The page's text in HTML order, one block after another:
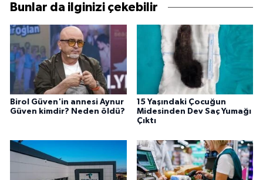
Bunlar da ilginizi çekebilir
Birol Güven'in annesi Aynur
Güven kimdir? Neden öldü?
15 Yaşındaki Çocuğun
Midesinden Dev Saç Yumağı
Çıktı